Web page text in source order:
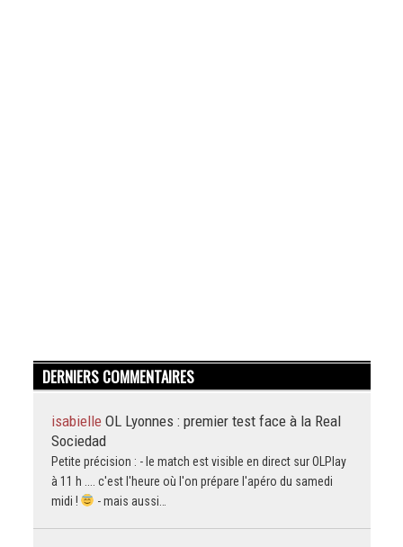
DERNIERS COMMENTAIRES
isabielle OL Lyonnes : premier test face à la Real
Sociedad
Petite précision : - le match est visible en direct sur OLPlay
à 11 h .... c'est l'heure où l'on prépare l'apéro du samedi
midi !
- mais aussi…